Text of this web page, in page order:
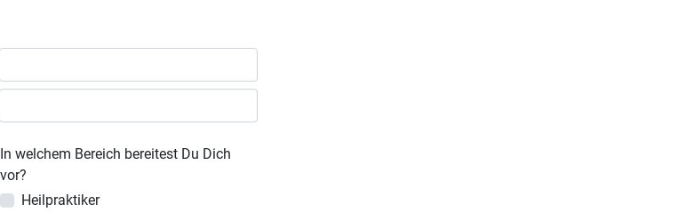
In welchem Bereich bereitest Du Dich
vor?
Heilpraktiker